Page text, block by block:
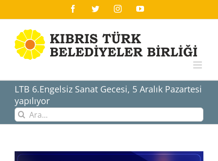
FacebookTwitterInstagramYouTube
LTB 6.Engelsiz Sanat Gecesi, 5 Aralık Pazartesi
yapılıyor
Ara:
View